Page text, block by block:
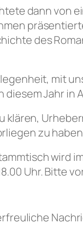
dann von
des
mit
diesem Jahr in
klären,
zu
wird
Uhr. Bitte